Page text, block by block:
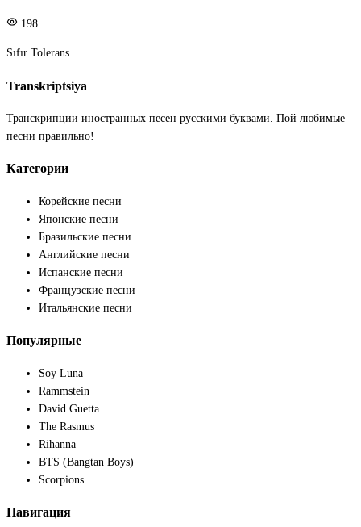
198
Sıfır Tolerans
Transkriptsiya
Транскрипции иностранных песен русскими буквами. Пой любимые
песни правильно!
Категории
Корейские песни
Японские песни
Бразильские песни
Английские песни
Испанские песни
Французские песни
Итальянские песни
Популярные
Soy Luna
Rammstein
David Guetta
The Rasmus
Rihanna
BTS (Bangtan Boys)
Scorpions
Навигация